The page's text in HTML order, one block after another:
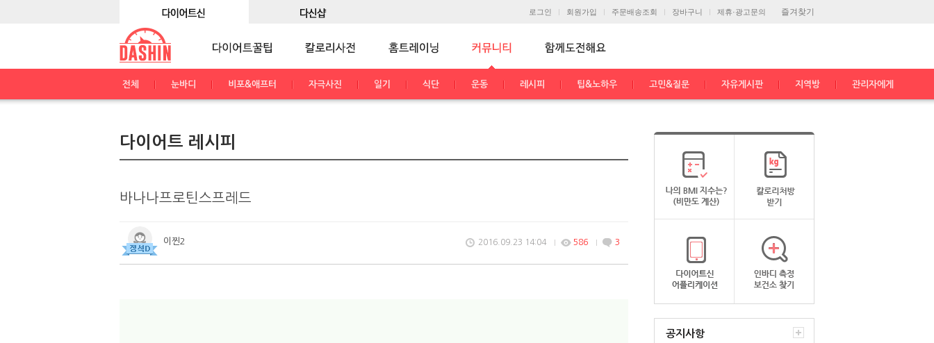
즐겨찾기
로그인 회원가입 주문배송조회 장바구니 제휴·광고문의
전체 눈바디 비포&애프터 자극사진 일기 식단 운동 레시피 팁&노하우 고민&질문 자유게시판 지역방 관리자에게
다이어트 레시피
바나나프로틴스프레드
이찐2 2016.09.23 14:04 586 3
공지사항